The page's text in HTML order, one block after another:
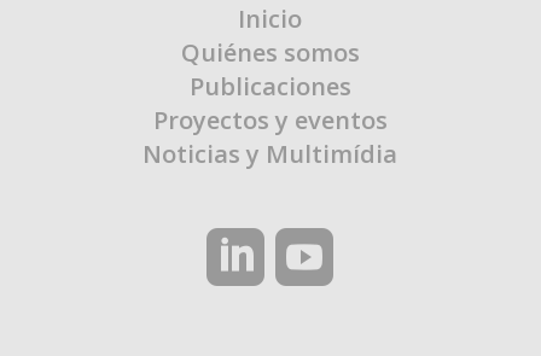
Inicio
Quiénes somos
Publicaciones
Proyectos y eventos
Noticias y Multimídia